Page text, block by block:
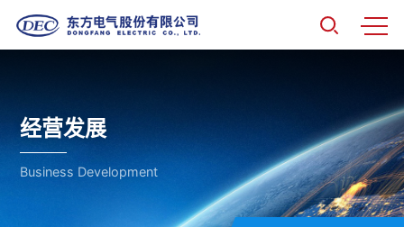
经营发展
Business Development